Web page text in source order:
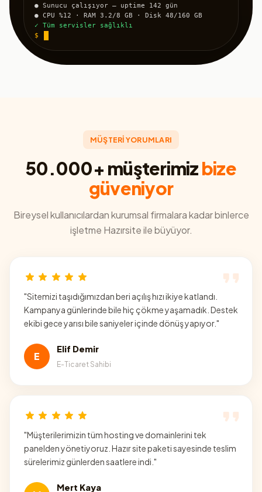
● Sunucu çalışıyor — uptime 142 gün
● CPU %12 · RAM 3.2/8 GB · Disk 48/160 GB
✓ Tüm servisler sağlıklı
$
MÜŞTERİ YORUMLARI
50.000+ müşterimizbize
güveniyor
Bireysel kullanıcılardan kurumsal firmalara kadar binlerce
işletme Hazırsite ile büyüyor.
"Sitemizi taşıdığımızdan beri açılış hızı ikiye katlandı.
Kampanya günlerinde bile hiç çökme yaşamadık. Destek
ekibi gece yarısı bile saniyeler içinde dönüş yapıyor."
E
Elif Demir
E-Ticaret Sahibi
"Müşterilerimizin tüm hosting ve domainlerini tek
panelden yönetiyoruz. Hazır site paketi sayesinde teslim
sürelerimiz günlerden saatlere indi. "
Mert Kaya